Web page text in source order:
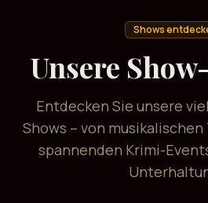
Shows
Unsere
Entdecken Sie unsere
Shows – von
spannenden Krimi-